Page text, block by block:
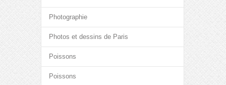
Photographie
Photos et dessins de Paris
Poissons
Poissons